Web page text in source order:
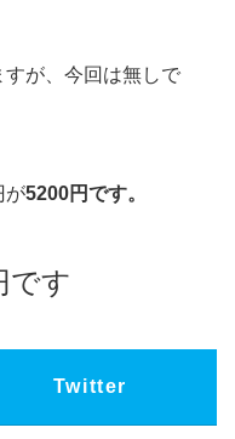
が、今回は無しで
が5200円です。
です
Twitter